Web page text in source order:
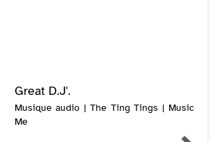
Great D.J'.
Musique audio | The Ting Tings | Music
Me